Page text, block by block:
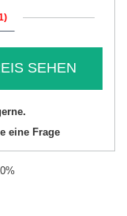
SEHEN
eine Frage